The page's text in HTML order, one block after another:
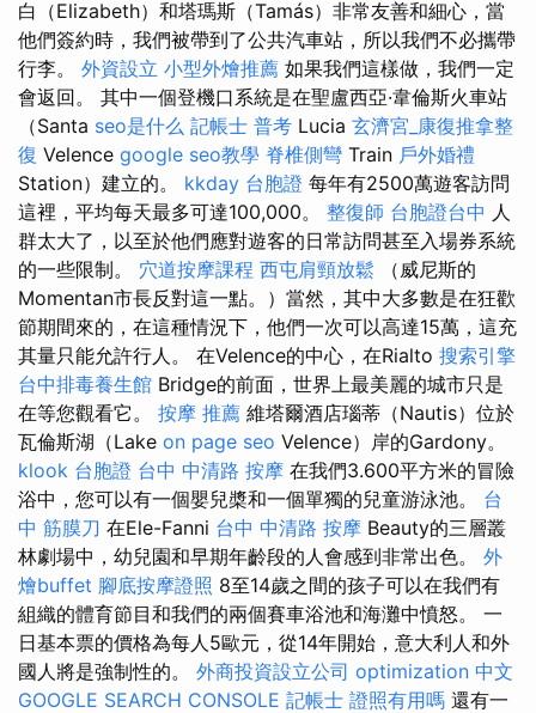
白（Elizabeth）和塔瑪斯（Tamás）非常友善和細心，當
他們簽約時，我們被帶到了公共汽車站，所以我們不必攜帶
行李。 外資設立 小型外燴推薦 如果我們這樣做，我們一定
會返回。 其中一個登機口系統是在聖盧西亞·韋倫斯火車站
（Santa seo是什么 記帳士 普考 Lucia 玄濟宮_康復推拿整
復 Velence google seo教學 脊椎側彎 Train 戶外婚禮
Station）建立的。 kkday 台胞證 每年有2500萬遊客訪問
這裡，平均每天最多可達100,000。 整復師 台胞證台中 人
群太大了，以至於他們應對遊客的日常訪問甚至入場券系統
的一些限制。 穴道按摩課程 西屯肩頸放鬆 （威尼斯的
Momentan市長反對這一點。）當然，其中大多數是在狂歡
節期間來的，在這種情況下，他們一次可以高達15萬，這充
其量只能允許行人。 在Velence的中心，在Rialto 搜索引擎
台中排毒養生館 Bridge的前面，世界上最美麗的城市只是
在等您觀看它。 按摩 推薦 維塔爾酒店瑙蒂（Nautis）位於
瓦倫斯湖（Lake on page seo Velence）岸的Gardony。
klook 台胞證 台中 中清路 按摩 在我們3.600平方米的冒險
浴中，您可以有一個嬰兒槳和一個單獨的兒童游泳池。 台
中 筋膜刀 在Ele-Fanni 台中 中清路 按摩 Beauty的三層叢
林劇場中，幼兒園和早期年齡段的人會感到非常出色。 外
燴buffet 腳底按摩證照 8至14歲之間的孩子可以在我們有
組織的體育節目和我們的兩個賽車浴池和海灘中憤怒。 一
日基本票的價格為每人5歐元，從14年開始，意大利人和外
國人將是強制性的。 外商投資設立公司 optimization 中文
GOOGLE SEARCH CONSOLE 記帳士 證照有用嗎 還有一